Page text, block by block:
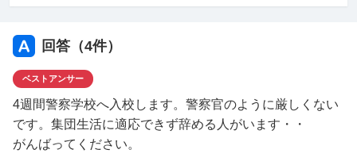
回答（4件）
ベストアンサー
4週間警察学校へ入校します。警察官のように厳しくない
です。集団生活に適応できず辞める人がいます・・
がんばってください。